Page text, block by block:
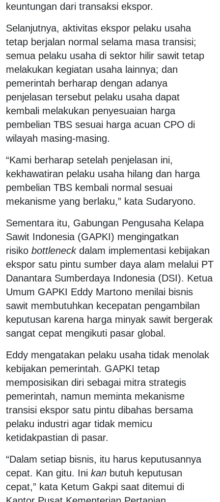
keuntungan dari transaksi ekspor.
Selanjutnya, aktivitas ekspor pelaku usaha
tetap berjalan normal selama masa transisi;
semua pelaku usaha di sektor hilir sawit tetap
melakukan kegiatan usaha lainnya; dan
pemerintah berharap dengan adanya
penjelasan tersebut pelaku usaha dapat
kembali melakukan penyesuaian harga
pembelian TBS sesuai harga acuan CPO di
wilayah masing-masing.
“Kami berharap setelah penjelasan ini,
kekhawatiran pelaku usaha hilang dan harga
pembelian TBS kembali normal sesuai
mekanisme yang berlaku,” kata Sudaryono.
Sementara itu, Gabungan Pengusaha Kelapa
Sawit Indonesia (GAPKI) mengingatkan
risiko bottleneckdalam implementasi kebijakan
ekspor satu pintu sumber daya alam melalui PT
Danantara Sumberdaya Indonesia (DSI). Ketua
Umum GAPKI Eddy Martono menilai bisnis
sawit membutuhkan kecepatan pengambilan
keputusan karena harga minyak sawit bergerak
sangat cepat mengikuti pasar global.
Eddy mengatakan pelaku usaha tidak menolak
kebijakan pemerintah. GAPKI tetap
memposisikan diri sebagai mitra strategis
pemerintah, namun meminta mekanisme
transisi ekspor satu pintu dibahas bersama
pelaku industri agar tidak memicu
ketidakpastian di pasar.
“Dalam setiap bisnis, itu harus keputusannya
cepat. Kan gitu. Ini kan butuh keputusan
cepat,” kata Ketum Gakpi saat ditemui di